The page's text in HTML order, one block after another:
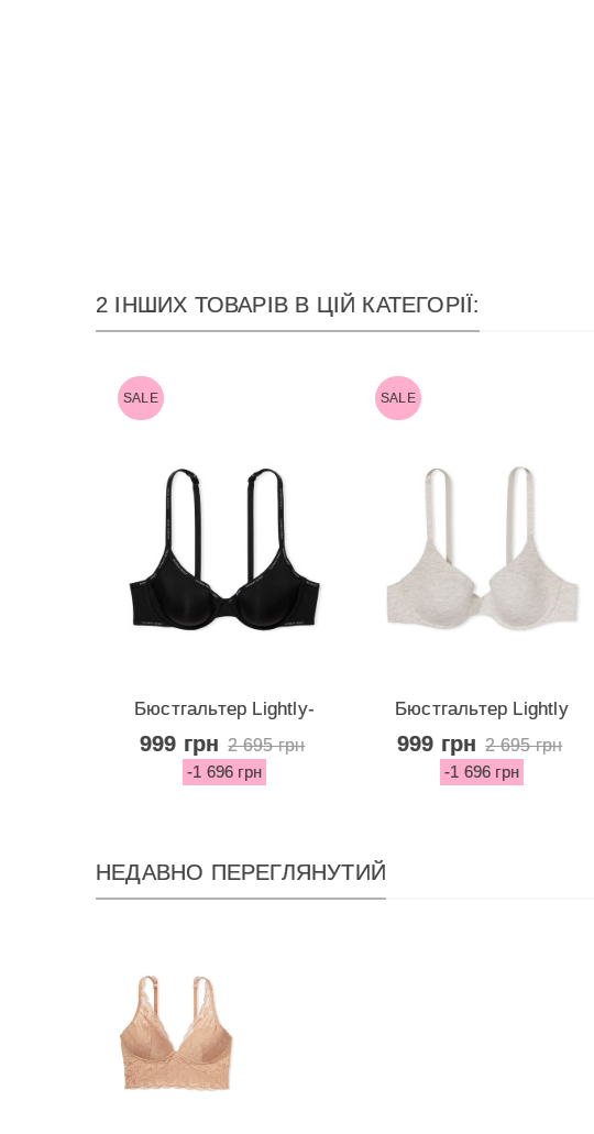
2 ІНШИХ ТОВАРІВ В ЦІЙ КАТЕГОРІЇ:
SALE
Бюстгальтер Lightly-
Lined Demi...
999 грн 2 695 грн
-1 696 грн
SALE
Бюстгальтер Lightly
Lined Demi...
999 грн 2 695 грн
-1 696 грн
НЕДАВНО ПЕРЕГЛЯНУТИЙ